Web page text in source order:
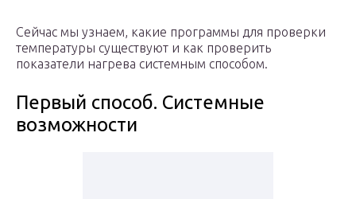
Сейчас мы узнаем, какие программы для проверки
температуры существуют и как проверить
показатели нагрева системным способом.
Первый способ. Системные
возможности